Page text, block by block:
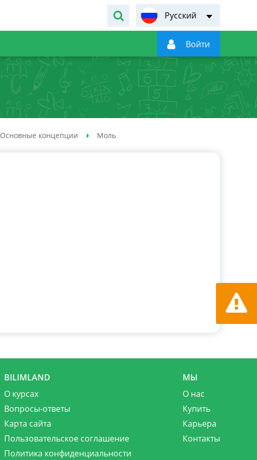
Русский
 Войти
Основные концепции Моль
BILIMLAND
О курсах
Вопросы-ответы
Карта сайта
Пользовательское соглашение
Политика конфиденциальности
МЫ
О нас
Купить
Карьера
Контакты